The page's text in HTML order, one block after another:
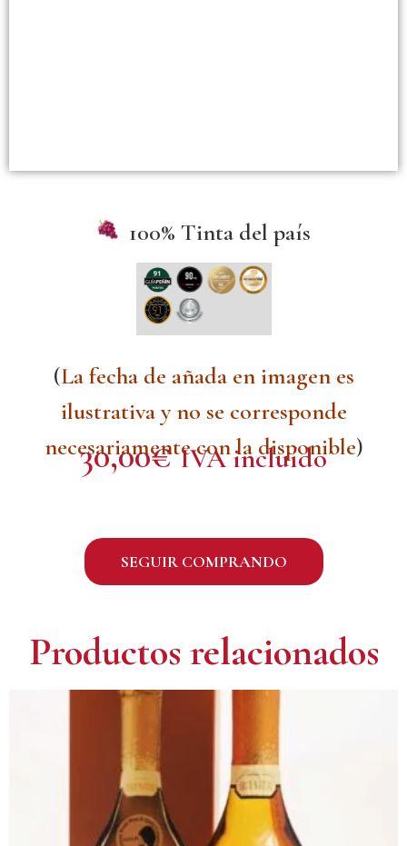
100% Tinta del país
(La fecha de añada en imagen es
ilustrativa y no se corresponde
necesariamente con la disponible)
30,00€ IVA incluído
SEGUIR COMPRANDO
Productos relacionados